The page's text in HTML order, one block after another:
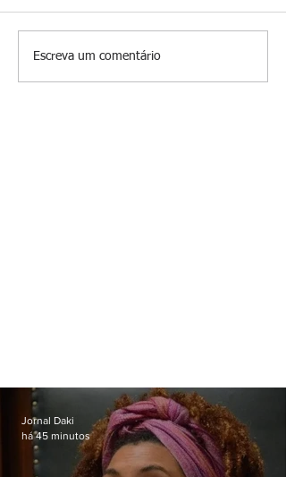
Prevenir é melhor
Escreva um comentário
Jornal Daki
há 45 minutos